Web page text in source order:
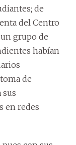
de
del Centro
grupo de
habían
de
sus
en redes